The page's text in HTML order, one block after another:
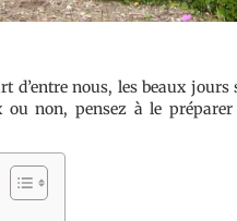
d’entre nous, les beaux
non, pensez à le